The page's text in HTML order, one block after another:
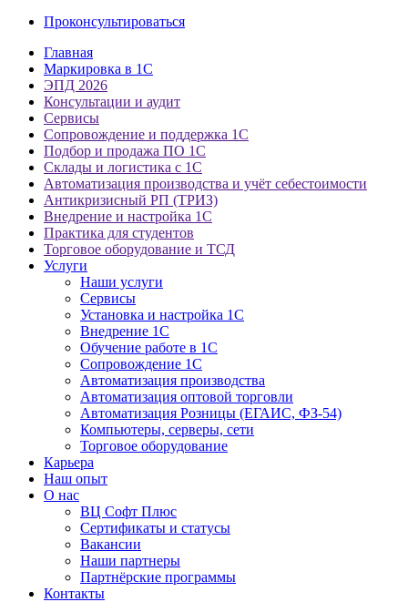
Проконсультироваться
Главная
Маркировка в 1С
ЭПД 2026
Консультации и аудит
Сервисы
Сопровождение и поддержка 1С
Подбор и продажа ПО 1С
Склады и логистика с 1С
Автоматизация производства и учёт себестоимости
Антикризисный РП (ТРИЗ)
Внедрение и настройка 1С
Практика для студентов
Торговое оборудование и ТСД
Услуги
Наши услуги
Сервисы
Установка и настройка 1С
Внедрение 1С
Обучение работе в 1С
Сопровождение 1С
Автоматизация производства
Автоматизация оптовой торговли
Автоматизация Розницы (ЕГАИС, ФЗ-54)
Компьютеры, серверы, сети
Торговое оборудование
Карьера
Наш опыт
О нас
ВЦ Софт Плюс
Сертификаты и статусы
Вакансии
Наши партнеры
Партнёрские программы
Контакты